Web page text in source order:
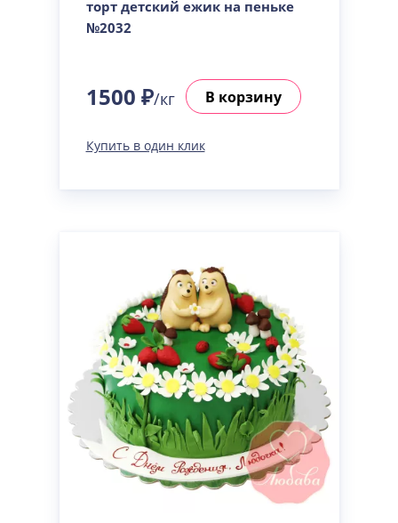
торт детский ежик на пеньке
№2032
1500 ₽/кг В корзину
Купить в один клик